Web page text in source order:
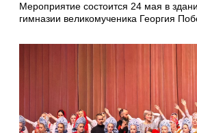
Мероприятие состоится 24 мая в
гимназии великомученика Георгия